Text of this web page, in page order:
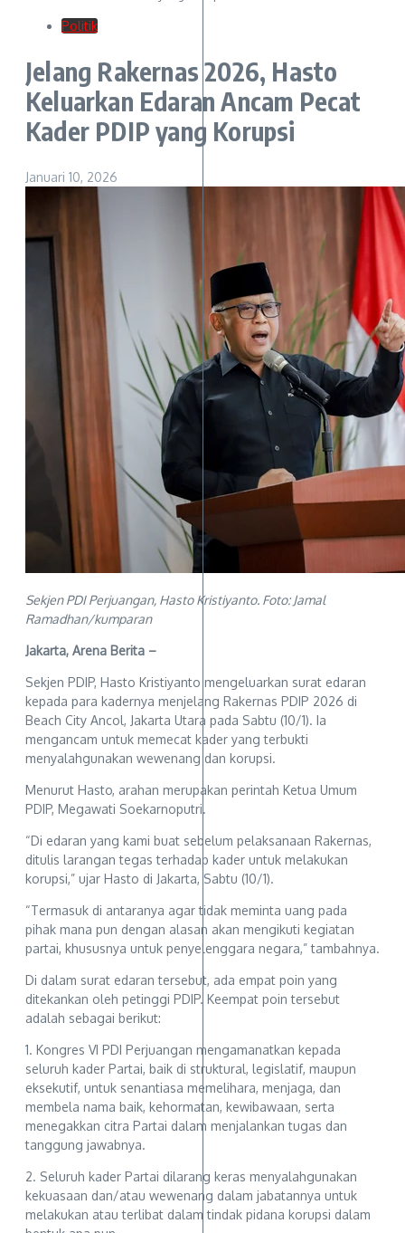
Politik
Jelang Rakernas 2026, Hasto
Keluarkan Edaran Ancam Pecat
Kader PDIP yang Korupsi
Januari 10, 2026
Sekjen PDI Perjuangan, Hasto Kristiyanto. Foto: Jamal
Ramadhan/kumparan
Jakarta, Arena Berita –
Sekjen PDIP, Hasto Kristiyanto mengeluarkan surat edaran
kepada para kadernya menjelang Rakernas PDIP 2026 di
Beach City Ancol, Jakarta Utara pada Sabtu (10/1). Ia
mengancam untuk memecat kader yang terbukti
menyalahgunakan wewenang dan korupsi.
Menurut Hasto, arahan merupakan perintah Ketua Umum
PDIP, Megawati Soekarnoputri.
“Di edaran yang kami buat sebelum pelaksanaan Rakernas,
ditulis larangan tegas terhadap kader untuk melakukan
korupsi,” ujar Hasto di Jakarta, Sabtu (10/1).
“Termasuk di antaranya agar tidak meminta uang pada
pihak mana pun dengan alasan akan mengikuti kegiatan
partai, khususnya untuk penyelenggara negara,” tambahnya.
Di dalam surat edaran tersebut, ada empat poin yang
ditekankan oleh petinggi PDIP. Keempat poin tersebut
adalah sebagai berikut:
1. Kongres VI PDI Perjuangan mengamanatkan kepada
seluruh kader Partai, baik di struktural, legislatif, maupun
eksekutif, untuk senantiasa memelihara, menjaga, dan
membela nama baik, kehormatan, kewibawaan, serta
menegakkan citra Partai dalam menjalankan tugas dan
tanggung jawabnya.
2. Seluruh kader Partai dilarang keras menyalahgunakan
kekuasaan dan/atau wewenang dalam jabatannya untuk
melakukan atau terlibat dalam tindak pidana korupsi dalam